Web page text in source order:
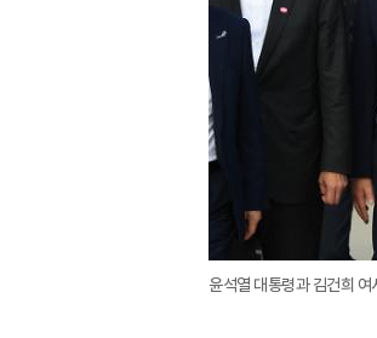
윤석열 대통령과 김건희